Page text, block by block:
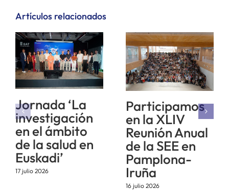
Artículos relacionados
Jornada ‘La
investigación
en el ámbito
de la salud en
Euskadi’
17 julio 2026
Participamos
en la XLIV
Reunión Anual
de la SEE en
Pamplona-
Iruña
16 julio 2026